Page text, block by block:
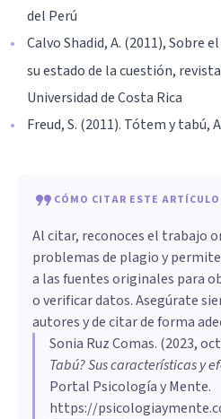
del Perú
Calvo Shadid, A. (2011), Sobre
su estado de la cuestión, revista
Universidad de Costa Rica
Freud, S. (2011). Tótem y tabú,
CÓMO CITAR ESTE ARTÍCULO
Al citar, reconoces el trabajo
problemas de plagio y
a las fuentes originales para
o verificar datos. Asegúrate
autores y de citar de forma
Sonia Ruz Comas. (2023,
Tabú? Sus características y
Portal Psicología y Mente.
https://